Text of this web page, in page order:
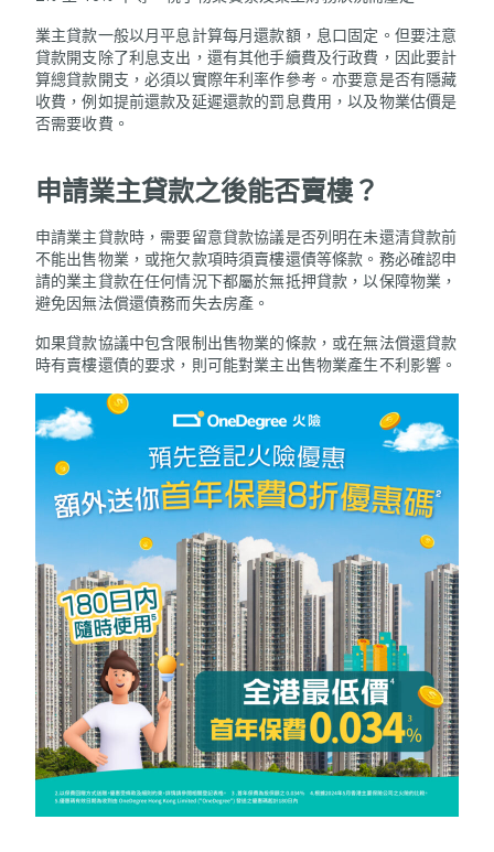
業主貸款一般以月平息計算每月還款額，息口固定。但要注意
貸款開支除了利息支出，還有其他手續費及行政費，因此要計
算總貸款開支，必須以實際年利率作參考。亦要意是否有隱藏
收費，例如提前還款及延遲還款的罰息費用，以及物業估價是
否需要收費。
申請業主貸款之後能否賣樓？
申請業主貸款時，需要留意貸款協議是否列明在未還清貸款前
不能出售物業，或拖欠款項時須賣樓還債等條款。務必確認申
請的業主貸款在任何情況下都屬於無抵押貸款，以保障物業，
避免因無法償還債務而失去房產。
如果貸款協議中包含限制出售物業的條款，或在無法償還貸款
時有賣樓還債的要求，則可能對業主出售物業產生不利影響。